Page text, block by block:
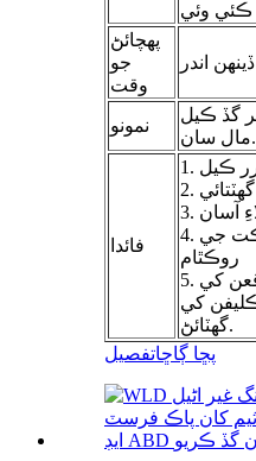
پهچائڻ
جو
وقت
نمونو
گڏ ڪيل
مال سان.
فائدا
ڪيل
آسان
4. ڪيٿيٽر جي لاتعلقي ۽ حرڪت جي
روڪٿام
5. لاڳاپيل پيچيدگين جي واقعن کي
کي
گهٽائڻ.
پڇا ڳاڇاتفصيل